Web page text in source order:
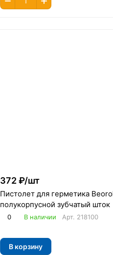
372 ₽/шт
Пистолет для герметика
полукорпусной зубчатый шток
0 В наличии Арт. 218100
В корзину